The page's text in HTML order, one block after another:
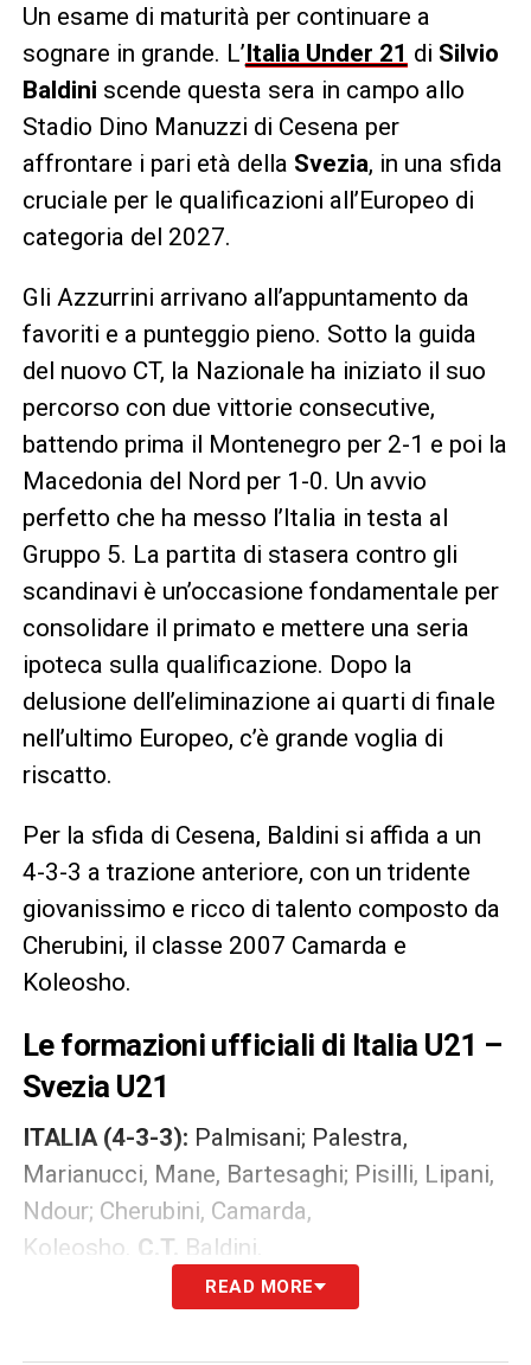
Un esame di maturità per continuare a
sognare in grande. L’Italia Under 21 di Silvio
Baldini scende questa sera in campo allo
Stadio Dino Manuzzi di Cesena per
affrontare i pari età della Svezia, in una sfida
cruciale per le qualificazioni all’Europeo di
categoria del 2027.
Gli Azzurrini arrivano all’appuntamento da
favoriti e a punteggio pieno. Sotto la guida
del nuovo CT, la Nazionale ha iniziato il suo
percorso con due vittorie consecutive,
battendo prima il Montenegro per 2-1 e poi la
Macedonia del Nord per 1-0. Un avvio
perfetto che ha messo l’Italia in testa al
Gruppo 5. La partita di stasera contro gli
scandinavi è un’occasione fondamentale per
consolidare il primato e mettere una seria
ipoteca sulla qualificazione. Dopo la
delusione dell’eliminazione ai quarti di finale
nell’ultimo Europeo, c’è grande voglia di
riscatto.
Per la sfida di Cesena, Baldini si affida a un
4-3-3 a trazione anteriore, con un tridente
giovanissimo e ricco di talento composto da
Cherubini, il classe 2007 Camarda e
Koleosho.
Le formazioni ufficiali di Italia U21 –
Svezia U21
ITALIA (4-3-3): Palmisani; Palestra,
Marianucci, Mane, Bartesaghi; Pisilli, Lipani,
Ndour; Cherubini, Camarda,
Koleosho. C.T. Baldini.
SVEZIA U21 (4-3-3):Bishesari; Antwi,
READ MORE